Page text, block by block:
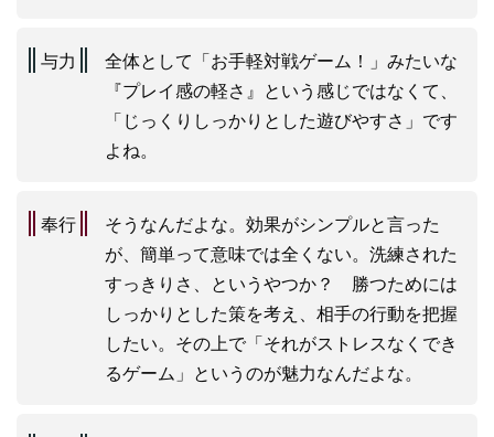
与力
全体として「お手軽対戦ゲーム！」みたいな
『プレイ感の軽さ』という感じではなくて、
「じっくりしっかりとした遊びやすさ」です
よね。
奉行
そうなんだよな。効果がシンプルと言った
が、簡単って意味では全くない。洗練された
すっきりさ、というやつか？ 勝つためには
しっかりとした策を考え、相手の行動を把握
したい。その上で「それがストレスなくでき
るゲーム」というのが魅力なんだよな。